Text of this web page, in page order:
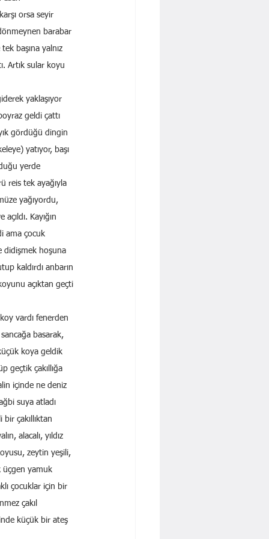
orsa seyir
barabar
başına yalnız
Artık sular koyu
yaklaşıyor
geldi çattı
gördüğü dingin
yatıyor, başı
yerde
reis tek ayağıyla
yağıyordu,
Kayığın
ama çocuk
didişmek hoşuna
kaldırdı anbarın
açıktan geçti
vardı fenerden
basarak,
koya geldik
geçtik çakıllığa
içinde ne deniz
suya atladı
bir çakıllıktan
alacalı, yıldız
zeytin yeşili,
üçgen yamuk
çocuklar için bir
çakıl
küçük bir ateş